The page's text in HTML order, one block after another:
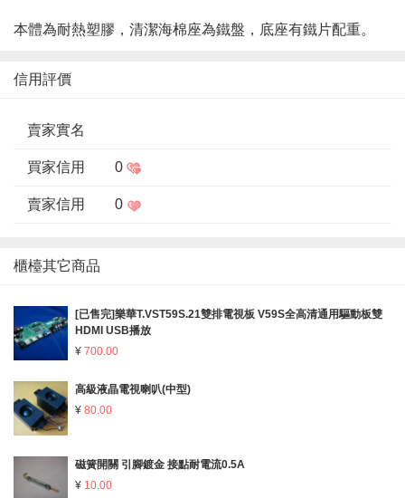
本體為耐熱塑膠，清潔海棉座為鐵盤，底座有鐵片配重。
信用評價
賣家實名
買家信用 0
賣家信用 0
櫃檯其它商品
[已售完]樂華T.VST59S.21雙排電視板 V59S全高清通用驅動板雙
HDMI USB播放
¥ 700.00
高級液晶電視喇叭(中型)
¥ 80.00
磁簧開關 引腳鍍金 接點耐電流0.5A
¥ 10.00